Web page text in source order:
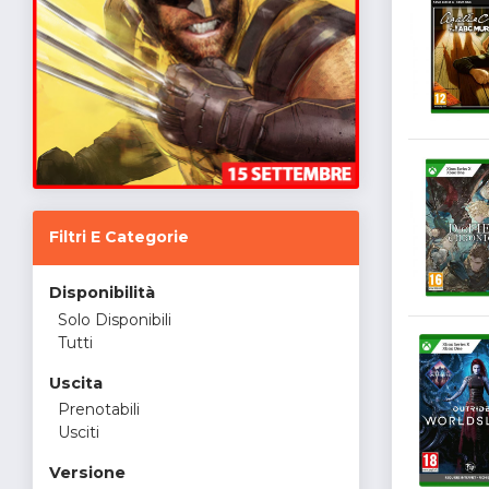
Filtri E Categorie
Disponibilità
Solo Disponibili
Tutti
Uscita
Prenotabili
Usciti
Versione